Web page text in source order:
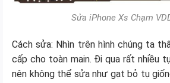
Sửa iPhone Xs Chạm
Cách sửa: Nhìn trên hình chúng ta
cấp cho toàn main. Đi qua rất nhiều
nên không thể sửa như gạt bỏ tụ